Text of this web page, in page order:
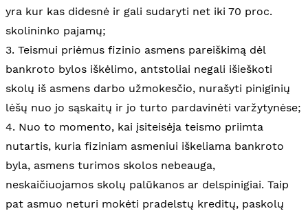
yra kur kas didesnė ir gali sudaryti net iki 70 proc.
skolininko pajamų;
3. Teismui priėmus fizinio asmens pareiškimą dėl
bankroto bylos iškėlimo, antstoliai negali išieškoti
skolų iš asmens darbo užmokesčio, nurašyti piniginių
lėšų nuo jo sąskaitų ir jo turto pardavinėti varžytynėse;
4. Nuo to momento, kai įsiteisėja teismo priimta
nutartis, kuria fiziniam asmeniui iškeliama bankroto
byla, asmens turimos skolos nebeauga,
neskaičiuojamos skolų palūkanos ar delspinigiai. Taip
pat asmuo neturi mokėti pradelstų kreditų, paskolų